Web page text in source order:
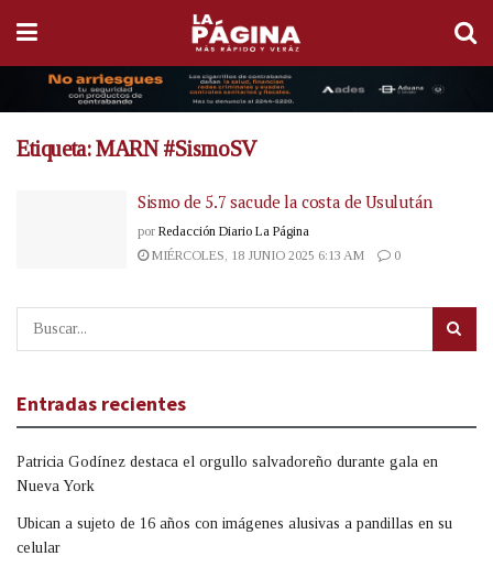
Etiqueta:MARN #SismoSV
Sismo de 5.7 sacude la costa de Usulután
por Redacción Diario La Página
MIÉRCOLES, 18 JUNIO 2025 6:13 AM
0
Entradas recientes
Patricia Godínez destaca el orgullo salvadoreño durante gala en
Nueva York
Ubican a sujeto de 16 años con imágenes alusivas a pandillas en su
celular